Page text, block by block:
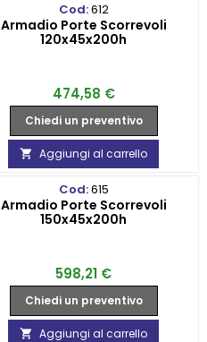
Cod:612
Armadio Porte Scorrevoli
120x45x200h
Prezzo
474,58 €
Chiedi un preventivo
 Aggiungi al carrello
Cod:615
Armadio Porte Scorrevoli
150x45x200h
Prezzo
598,21 €
Chiedi un preventivo
 Aggiungi al carrello